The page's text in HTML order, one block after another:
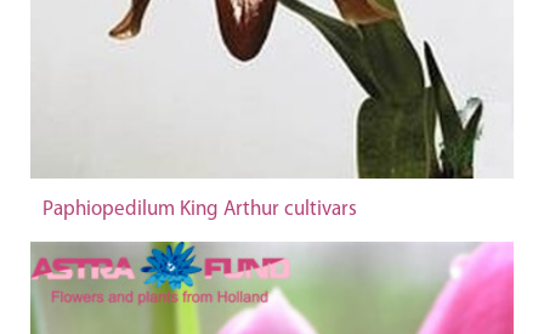
Paphiopedilum King Arthur cultivars